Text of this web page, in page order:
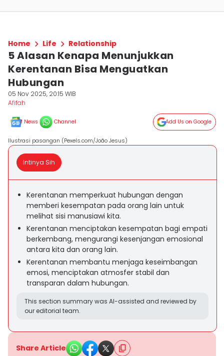
Home Life Relationship
5 Alasan Kenapa Menunjukkan
Kerentanan Bisa Menguatkan
Hubungan
05 Nov 2025, 20:15 WIB
Afifah
News Channel Add Us on Google
Ilustrasi pasangan (Pexels.com/João Jesus)
Intinya Sih
Kerentanan memperkuat hubungan dengan
memberi kesempatan pada orang lain untuk
melihat sisi manusiawi kita.
Kerentanan menciptakan kesempatan bagi empati
berkembang, mengurangi kesenjangan emosional
antara kita dan orang lain.
Kerentanan membantu menjaga keseimbangan
emosi, menciptakan atmosfer stabil dan
transparan dalam hubungan.
This section summary was AI-assisted and reviewed by
our editorial team.
Share Article